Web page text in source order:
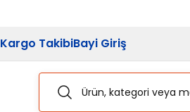
Kargo TakibiBayi Giriş